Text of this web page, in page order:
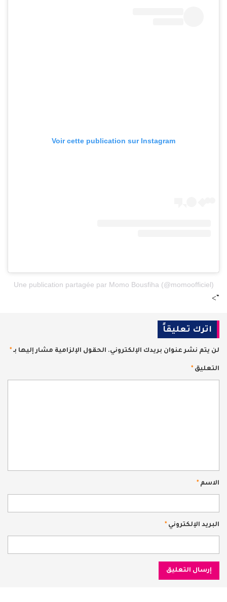
Voir cette publication sur Instagram
Une publication partagée par Momo Bousfiha (@momoofficiel)
“>
اترك تعليقاً
لن يتم نشر عنوان بريدك الإلكتروني. الحقول الإلزامية مشار إليها بـ *
التعليق *
الاسم *
البريد الإلكتروني *